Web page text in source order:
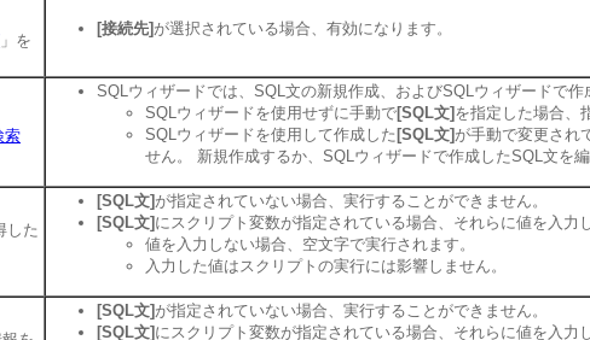
」を
[接続先] が選択されている場合、有効になります。
索
SQLウィザードでは、SQL文の新規作成、およびSQLウィザードで作
SQLウィザードを使用せずに手動で[SQL文] を指定した場合、
SQLウィザードを使用して作成した [SQL文] が手動で変更され
せん。 新規作成するか、SQLウィザードで作成したSQL文を
した
[SQL文] が指定されていない場合、実行することができません。
[SQL文] にスクリプト変数が指定されている場合、それらに値を入力
値を入力しない場合、空文字で実行されます。
入力した値はスクリプトの実行には影響しません。
[SQL文] が指定されていない場合、実行することができません。
[SQL文] にスクリプト変数が指定されている場合、それらに値を入力